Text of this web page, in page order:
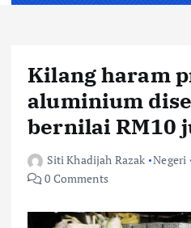
Kilang haram
aluminium
bernilai RM10
Siti Khadijah Razak Negeri
0 Comments